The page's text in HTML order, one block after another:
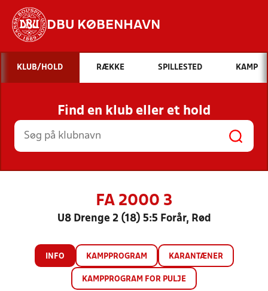
DBU KØBENHAVN
Hvad vil du søge efter?
INDHOLD OG NYHEDER
STILLINGER, RESULTATER, KLUBBER OG
HOLD
KLUB/HOLD RÆKKE SPILLESTED KAMP
Find en klub eller et hold
FA 2000 3
U8 Drenge 2 (18) 5:5 Forår, Rød
INFO KAMPPROGRAM KARANTÆNER
KAMPPROGRAM FOR PULJE